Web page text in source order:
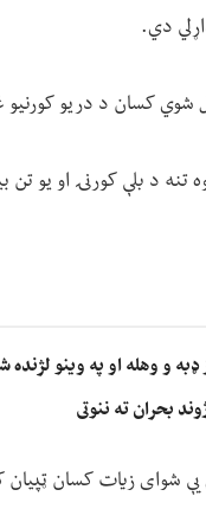
دي.
شوي کسان د دریو
د بلې کورنۍ او یو تن
ډبه و وهله او په وینو لژنده
بحران ته ننوتی
یې شوای زیات کسان